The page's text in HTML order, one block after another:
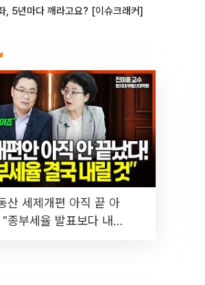
, 5년마다 깨라고요? [이슈크래커]
산 세제개편 아직 끝 아
"종부세율 발표보다 내릴